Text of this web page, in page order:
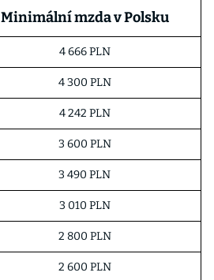
Minimální mzda v Polsku
4 666 PLN
4 300 PLN
4 242 PLN
3 600 PLN
3 490 PLN
3 010 PLN
2 800 PLN
2 600 PLN